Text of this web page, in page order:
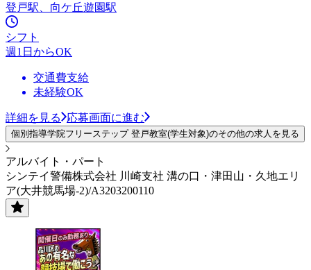
登戸駅、向ケ丘遊園駅
シフト
週1日からOK
交通費支給
未経験OK
詳細を見る 応募画面に進む
個別指導学院フリーステップ 登戸教室(学生対象)のその他の求人を見る
アルバイト・パート
シンテイ警備株式会社 川崎支社 溝の口・津田山・久地エリ
ア(大井競馬場-2)/A3203200110